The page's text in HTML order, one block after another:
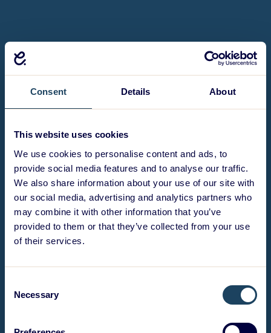
Consent Details About
This website uses cookies
We use cookies to personalise content and ads, to
provide social media features and to analyse our traffic.
We also share information about your use of our site with
our social media, advertising and analytics partners who
may combine it with other information that you’ve
provided to them or that they’ve collected from your use
of their services.
Selection
Necessary